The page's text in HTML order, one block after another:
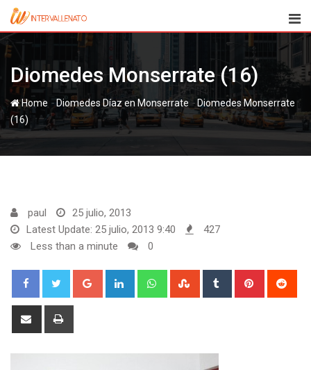
Skip
content
Diomedes Monserrate (16)
Home - Diomedes Díaz en Monserrate - Diomedes Monserrate
(16)
paul
25 julio, 2013
Latest Update: 25 julio, 2013 9:40
427
Less than a minute
0
Google+ LinkedIn WhatsappStumbleUpon
Tumblr Pinterest
Share